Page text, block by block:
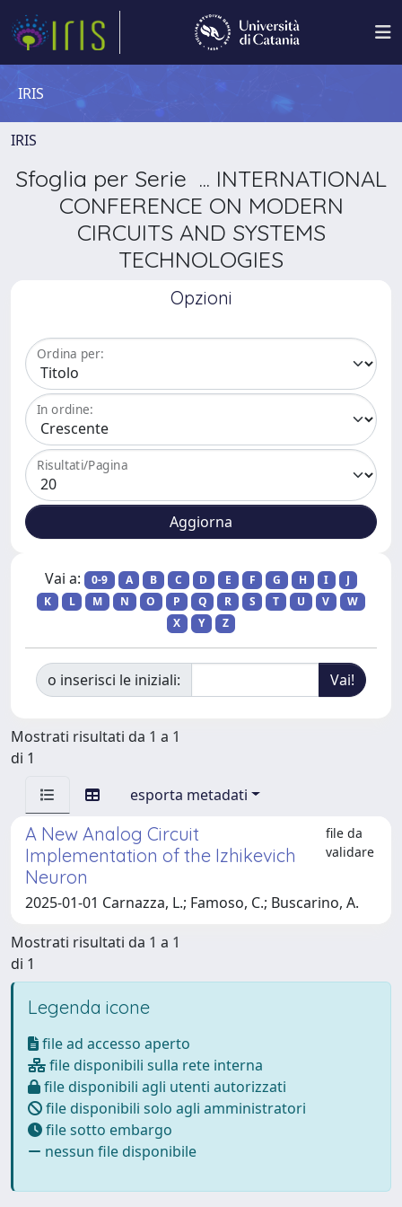
IRIS
IRIS
Sfoglia per Serie ... INTERNATIONAL
CONFERENCE ON MODERN
CIRCUITS AND SYSTEMS
TECHNOLOGIES
Opzioni
Ordina per:
In ordine:
Risultati/Pagina
Vai a: 0-9 A B C D E F G H I
J
K
L M N O P Q R S T U V
W
X
Y Z
o inserisci le iniziali:
Mostrati risultati da 1 a 1
di 1
esporta metadati
A New Analog Circuit
Implementation of the Izhikevich
Neuron
file da
validare
2025-01-01 Carnazza, L.; Famoso, C.; Buscarino, A.
Mostrati risultati da 1 a 1
di 1
Legenda icone
file ad accesso aperto
file disponibili sulla rete interna
file disponibili agli utenti autorizzati
file disponibili solo agli amministratori
file sotto embargo
nessun file disponibile